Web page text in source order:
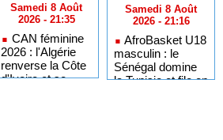
Samedi 8 Août
2026 - 21:35
CAN féminine
2026 : l'Algérie
renverse la Côte
d'Ivoire et se
Samedi 8 Août
2026 - 21:16
AfroBasket U18
masculin : le
Sénégal domine
la Tunisie et file en